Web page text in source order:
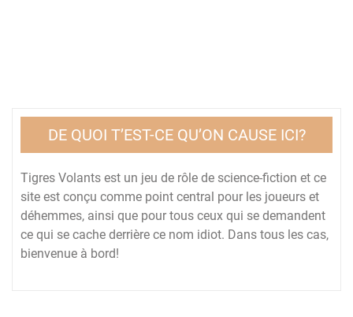
DE QUOI T’EST-CE QU’ON CAUSE ICI?
Tigres Volants est un jeu de rôle de science-fiction et ce
site est conçu comme point central pour les joueurs et
déhemmes, ainsi que pour tous ceux qui se demandent
ce qui se cache derrière ce nom idiot. Dans tous les cas,
bienvenue à bord!